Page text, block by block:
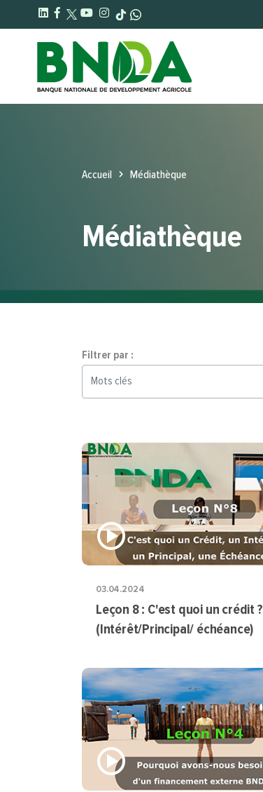
Accueil Médiathèque
Médiathèque
Filtrer par :
03.04.2024
Leçon 8 : C'est quoi un crédit ?
(Intérêt/Principal/ échéance)